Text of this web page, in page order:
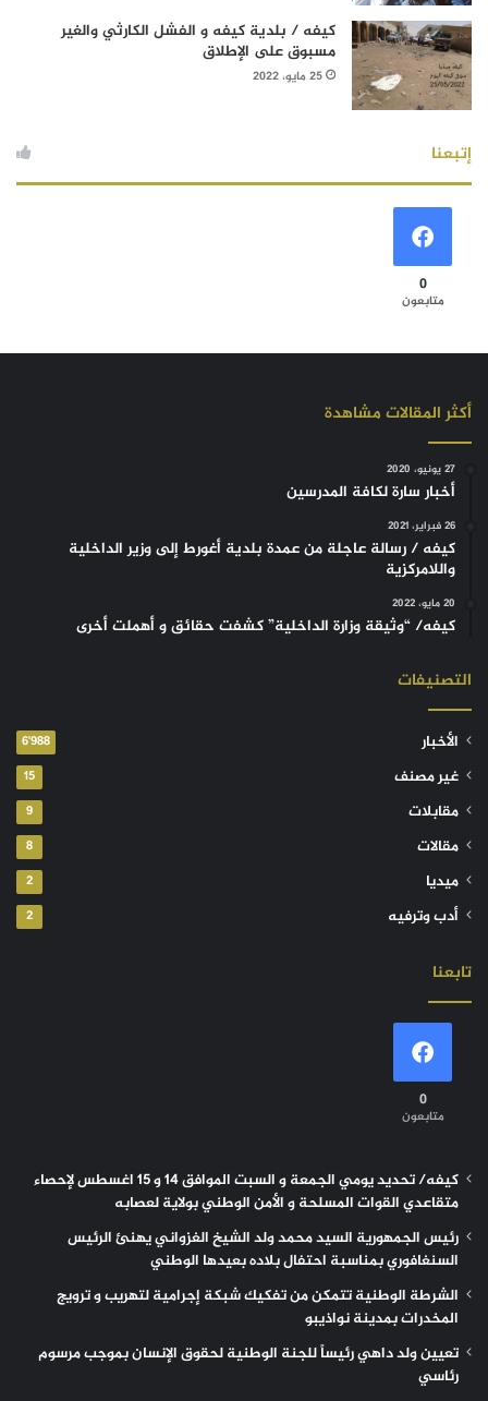
كيفه / بلدية كيفه و الفشل الكارثي والغير
مسبوق على الإطلاق
25 مايو، 2022
إتبعنا
0
متابعون
أكثر المقالات مشاهدة
27 يونيو، 2020
أخبار سارة لكافة المدرسين
26 فبراير، 2021
كيفه / رسالة عاجلة من عمدة بلدية أغورط إلى وزير الداخلية
واللامركزية
20 مايو، 2022
كيفه/ “وثيقة وزارة الداخلية” كشفت حقائق و أهملت أخرى
التصنيفات
الأخبار 6٬988
غير مصنف 15
مقابلات 9
مقالات 8
ميديا 2
أدب وترفيه 2
تابعنا
0
متابعون
كيفه/ تحديد يومي الجمعة و السبت الموافق 14 و 15 اغسطس لإحصاء
متقاعدي القوات المسلحة و الأمن الوطني بولاية لعصابه
رئيس الجمهورية السيد محمد ولد الشيخ الغزواني يهنئ الرئيس
السنغافوري بمناسبة احتفال بلاده بعيدها الوطني
الشرطة الوطنية تتمكن من تفكيك شبكة إجرامية لتهريب و ترويج
المخدرات بمدينة نواذيبو
تعيين ولد داهي رئيساً للجنة الوطنية لحقوق الإنسان بموجب مرسوم
رئاسي